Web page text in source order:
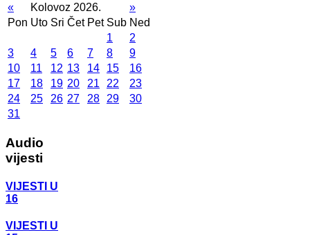
« Kolovoz 2026.
»
Pon Uto Sri Čet Pet Sub Ned
1
2
3
4 5 6 7 8
9
10
11 12 13 14 15
16
17
18 19 20 21 22
23
24
25 26 27 28 29
30
31
Audio
vijesti
VIJESTI U
16
VIJESTI U